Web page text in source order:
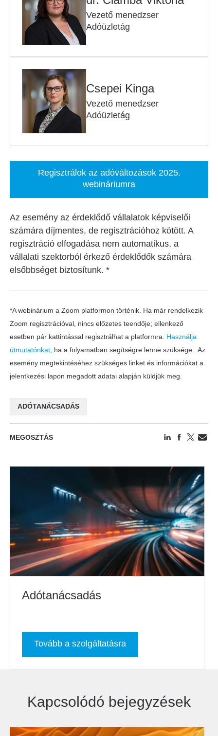
Vezető menedzser
Adóüzletág
Csepei Kinga
Vezető menedzser
Adóüzletág
Regisztrálok az adóváltozások 2025.
webináriumra
Az esemény az érdeklődő vállalatok képviselői
számára díjmentes, de regisztrációhoz kötött. A
regisztráció elfogadása nem automatikus, a
vállalati szektorból érkező érdeklődők számára
elsőbbséget biztosítunk. *
*A webinárium a Zoom platformon történik. Ha már rendelkezik
Zoom regisztrációval, nincs előzetes teendője; ellenkező
esetben pár kattintással regisztrálhat a platformra. Használja
útmutatónkat , ha a folyamatban segítségre lenne szüksége. Az
esemény megtekintéséhez szükséges linket és információkat a
jelentkezési lapon megadott adatai alapján küldjük meg.
ADÓTANÁCSADÁS
MEGOSZTÁS
Adótanácsadás
Tovább a szolgáltatásra
Kapcsolódó bejegyzések